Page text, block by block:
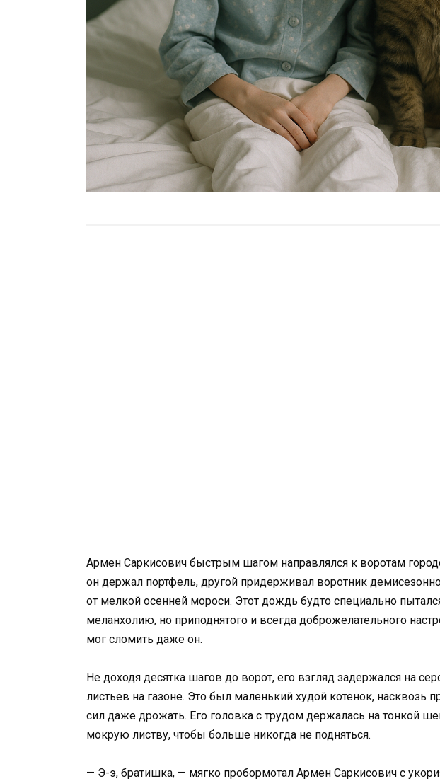
Армен Саркисович быстрым шагом направлялся к воротам
он держал портфель, другой придерживал воротник
от мелкой осенней мороси. Этот дождь будто специально
меланхолию, но приподнятого и всегда доброжелательного
мог сломить даже он.
Не доходя десятка шагов до ворот, его взгляд задержался на
листьев на газоне. Это был маленький худой котенок,
сил даже дрожать. Его головка с трудом держалась на тонкой
мокрую листву, чтобы больше никогда не подняться.
— Э-э, братишка, — мягко пробормотал Армен Саркисович с